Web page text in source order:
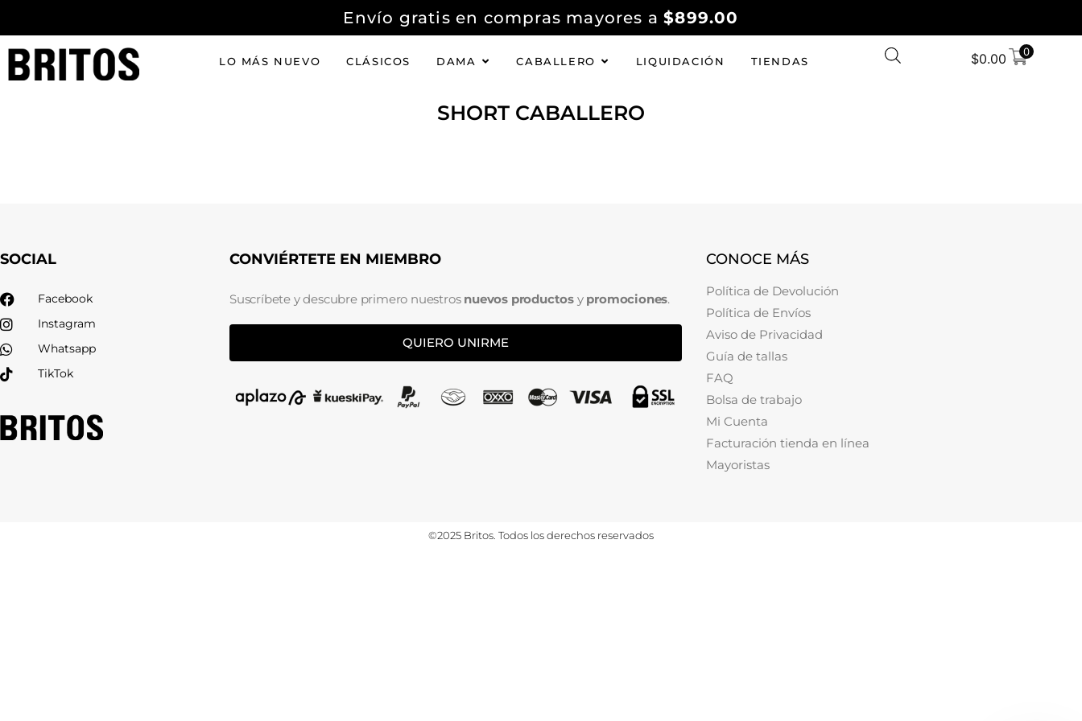
Envío gratis en compras mayores a$899.00
LO MÁS NUEVO CLÁSICOS DAMA CABALLERO LIQUIDACIÓN TIENDAS $0.00 0
SHORT CABALLERO
SOCIAL
Facebook
Instagram
Whatsapp
TikTok
CONVIÉRTETE EN MIEMBRO
Suscríbete y descubre primero nuestros nuevos productos y promociones.
QUIERO UNIRME
CONOCE MÁS
Política de Devolución
Política de Envíos
Aviso de Privacidad
Guía de tallas
FAQ
Bolsa de trabajo
Mi Cuenta
Facturación tienda en línea
Mayoristas
©2025 Britos. Todos los derechos reservados